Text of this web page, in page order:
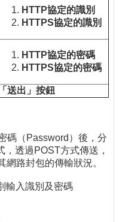
HTTP協定的識別
HTTPS協定的識別
HTTP協定的密碼
HTTPS協定的密碼
「送出」按鈕
碼（Password）後，分
透過POST方式傳送，
路封包的傳輸狀況。
輸入識別及密碼